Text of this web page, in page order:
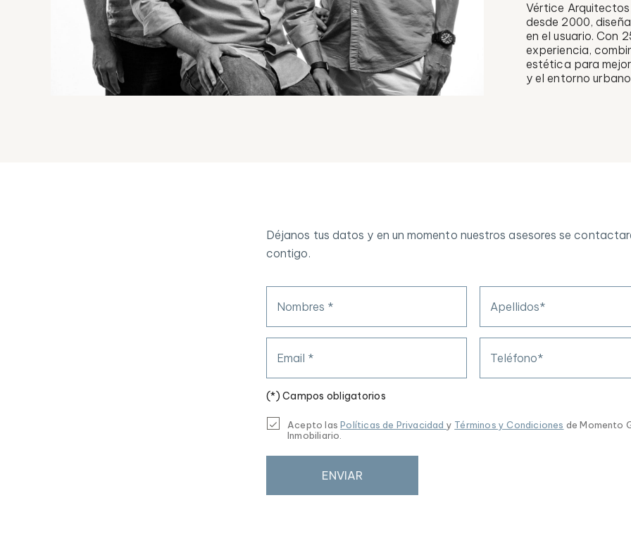
Vértice
desde 2000,
en el usuario. Con
experiencia,
estética para
y el entorno
Déjanos tus datos y en un momento nuestros asesores se
contigo.
Nombres * Apellidos*
Email * Teléfono*
(*) Campos obligatorios
Acepto lasPolíticas de Privacidad y Términos y Condiciones de Momento
Inmobiliario.
ENVIAR